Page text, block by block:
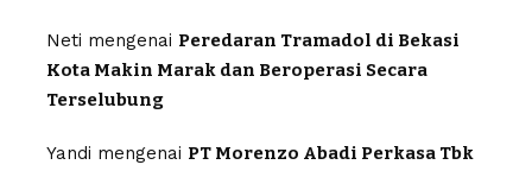
Neti mengenai Peredaran Tramadol di Bekasi
Kota Makin Marak dan Beroperasi Secara
Terselubung
Yandi mengenai PT Morenzo Abadi Perkasa Tbk